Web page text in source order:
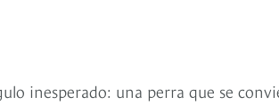
inesperado: una perra que se